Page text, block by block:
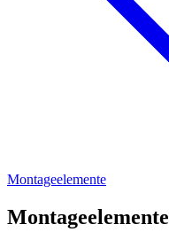
Montageelemente
Montageelemente